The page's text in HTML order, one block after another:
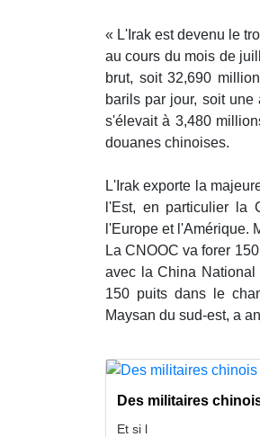
« L'Irak est devenu le
au cours du mois de
brut, soit 32,690
barils par jour, soit
s'élevait à 3,480
douanes chinoises.
L'Irak exporte la
l'Est, en particulier la
l'Europe et l'Amérique.
La CNOOC va forer
avec la China National
150 puits dans le
Maysan du sud-est, a
Des militaires
Et si l